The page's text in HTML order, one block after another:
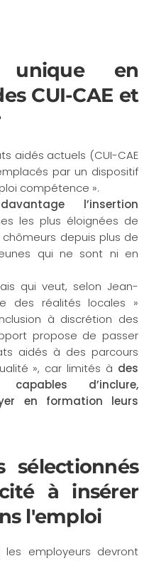
unique en
CUI-CAE et
aidés actuels (CUI-CAE
par un dispositif
compétence ».
l’insertion
les plus éloignées de
chômeurs depuis plus de
qui ne sont ni en
qui veut, selon Jean-
des réalités locales »
à discrétion des
propose de passer
aidés à des parcours
», car limités à des
capables d’inclure,
en formation leurs
sélectionnés
à insérer
l'emploi
les employeurs devront